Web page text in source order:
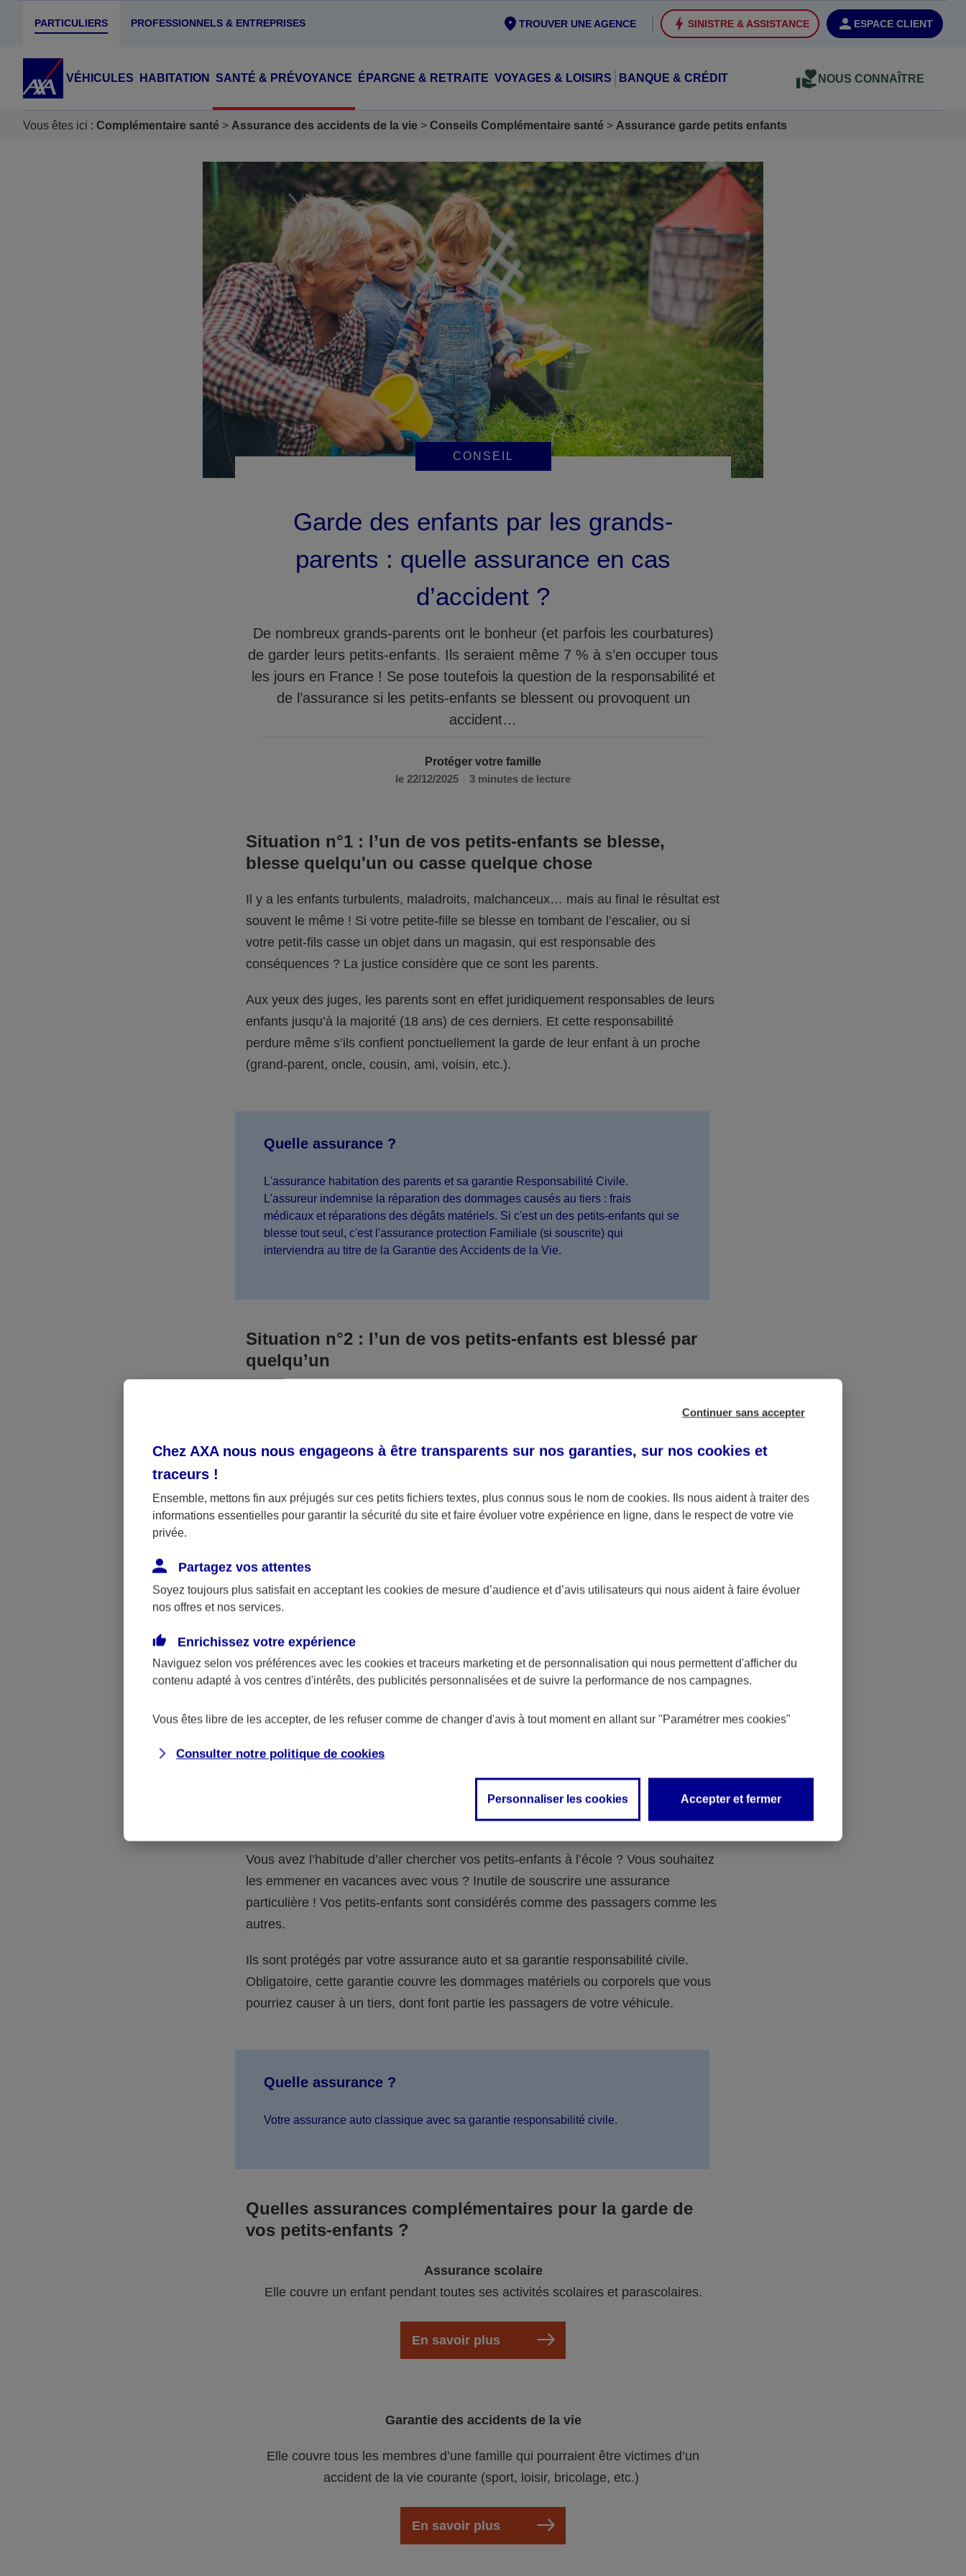
PARTICULIERS PROFESSIONNELS & ENTREPRISES ESPACE CLIENT
SINISTRE & ASSISTANCE
TROUVER UNE AGENCE
VÉHICULES HABITATION SANTÉ & PRÉVOYANCE ÉPARGNE & RETRAITE VOYAGES & LOISIRS BANQUE & CRÉDIT NOUS CONNAÎTRE
Vous êtes ici : Complémentaire santé Assurance des accidents de la vie Conseils Complémentaire santé Assurance garde petits enfants
CONSEIL
Protéger votre famille
le 22/12/2025
3 minutes de lecture
Garde des enfants par les grands-
parents : quelle assurance en cas
d’accident ?
De nombreux grands-parents ont le bonheur (et parfois les courbatures)
de garder leurs petits-enfants. Ils seraient même 7 % à s’en occuper tous
les jours en France ! Se pose toutefois la question de la responsabilité et
de l’assurance si les petits-enfants se blessent ou provoquent un
accident…
Situation n°1 : l’un de vos petits-enfants se blesse,
blesse quelqu'un ou casse quelque chose
Il y a les enfants turbulents, maladroits, malchanceux… mais au final le résultat est
souvent le même ! Si votre petite-fille se blesse en tombant de l’escalier, ou si
votre petit-fils casse un objet dans un magasin, qui est responsable des
conséquences ? La justice considère que ce sont les parents.
Aux yeux des juges, les parents sont en effet juridiquement responsables de leurs
enfants jusqu’à la majorité (18 ans) de ces derniers. Et cette responsabilité
perdure même s’ils confient ponctuellement la garde de leur enfant à un proche
(grand-parent, oncle, cousin, ami, voisin, etc.).
Quelle assurance ?
L'assurance habitation des parents et sa garantie Responsabilité Civile.
L'assureur indemnise la réparation des dommages causés au tiers : frais
médicaux et réparations des dégâts matériels. Si c'est un des petits-enfants qui se
blesse tout seul, c'est l'assurance protection Familiale (si souscrite) qui
interviendra au titre de la Garantie des Accidents de la Vie.
Situation n°2 : l’un de vos petits-enfants est blessé par
quelqu’un
responsable. Aux yeux de la justice, le responsable est la personne ayant entrainé
médicaux et éventuelles indemnisations en guise de dommage.
Néanmoins, si aucun responsable n’a été désigné ou retrouvé pour l’accident dont
a été victime votre petit-fils ou petite-fille, seule une assurance spécifique
fonctionner.
Quelle assurance ?
La responsabilité civile de la personne désignée comme responsable de
accidents de la vie) que vous auriez souscrite pour votre famille.
Situation n°3 : vous avez un accident de voiture avec vos
Vous avez l’habitude d’aller chercher vos petits-enfants à l’école ? Vous souhaitez
les emmener en vacances avec vous ? Inutile de souscrire une assurance
particulière ! Vos petits-enfants sont considérés comme des passagers comme les
autres.
Ils sont protégés par votre assurance auto et sa garantie responsabilité civile.
Obligatoire, cette garantie couvre les dommages matériels ou corporels que vous
pourriez causer à un tiers, dont font partie les passagers de votre véhicule.
Quelle assurance ?
Votre assurance auto classique avec sa garantie responsabilité civile.
Quelles assurances complémentaires pour la garde de
vos petits-enfants ?
Assurance scolaire
Elle couvre un enfant pendant toutes ses activités scolaires et parascolaires.
En savoir plus
Garantie des accidents de la vie
Elle couvre tous les membres d’une famille qui pourraient être victimes d’un
accident de la vie courante (sport, loisir, bricolage, etc.)
En savoir plus
Continuer sans accepter
Chez AXA nous nous engageons à être transparents sur nos garanties, sur nos cookies et
traceurs !
Ensemble, mettons fin aux préjugés sur ces petits fichiers textes, plus connus sous le nom de cookies. Ils nous aident à traiter des
informations essentielles pour garantir la sécurité du site et faire évoluer votre expérience en ligne, dans le respect de votre vie
privée.
Partagez vos attentes
Soyez toujours plus satisfait en acceptant les cookies de mesure d’audience et d’avis utilisateurs qui nous aident à faire évoluer
nos offres et nos services.
Enrichissez votre expérience
Naviguez selon vos préférences avec les cookies et traceurs marketing et de personnalisation qui nous permettent d'afficher du
contenu adapté à vos centres d'intérêts, des publicités personnalisées et de suivre la performance de nos campagnes.
Vous êtes libre de les accepter, de les refuser comme de changer d'avis à tout moment en allant sur "Paramétrer mes cookies"
Consulter notre politique de cookies
Personnaliser les cookies Accepter et fermer